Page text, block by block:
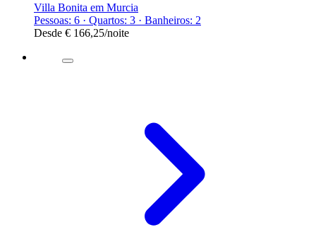
Villa Bonita em Murcia
Pessoas: 6 · Quartos: 3 · Banheiros: 2
Desde € 166,25/noite